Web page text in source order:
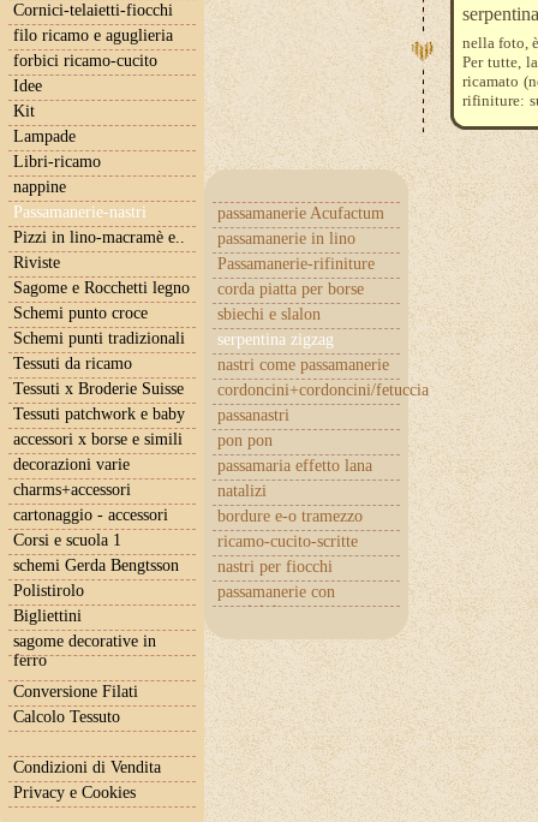
Cornici-telaietti-fiocchi
filo ricamo e aguglieria
forbici ricamo-cucito
Idee
Kit
Lampade
Libri-ricamo
nappine
Passamanerie-nastri
passamanerie Acufactum
passamanerie in lino
Passamanerie-rifiniture
corda piatta per borse
sbiechi e slalon
serpentina zigzag
nastri come passamanerie
cordoncini+cordoncini/fetuccia
passanastri
pon pon
passamaria effetto lana
natalizi
bordure e-o tramezzo
ricamo-cucito-scritte
nastri per fiocchi
passamanerie con
cuoricini
Pizzi in lino-macramè e..
Riviste
Sagome e Rocchetti legno
Schemi punto croce
Schemi punti tradizionali
Tessuti da ricamo
Tessuti x Broderie Suisse
Tessuti patchwork e baby
accessori x borse e simili
decorazioni varie
charms+accessori
cartonaggio - accessori
Corsi e scuola 1
schemi Gerda Bengtsson
Polistirolo
Bigliettini
sagome decorative in
ferro
Conversione Filati
Calcolo Tessuto
Condizioni di Vendita
Privacy e Cookies
nella foto,
Per tutte,
ricamato
rifiniture: